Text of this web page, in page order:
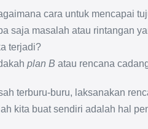
cara untuk mencapai
saja masalah atau rintangan
terjadi?
plan B atau rencana
terburu-buru, laksanakan
kita buat sendiri adalah hal